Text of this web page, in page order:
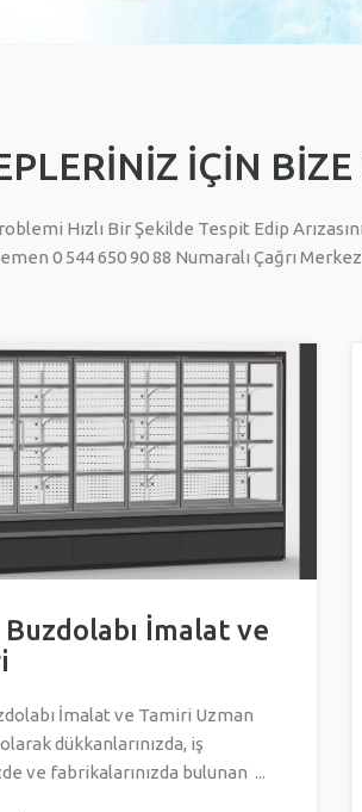
İÇİN
Hızlı Bir Şekilde Tespit Edip
0 544 650 90 88 Numaralı Çağrı
İmalat ve
İmalat ve Tamiri Uzman
dükkanlarınızda, iş
ve fabrikalarınızda bulunan ...